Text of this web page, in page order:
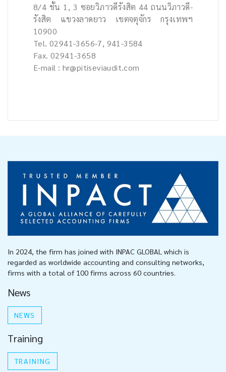
8/4 ชั้น 1, 3 ซอยวิภาวดีรังสิต 44 ถนนวิภาวดี-
รังสิต แขวงลาดยาว เขตจตุจักร กรุงเทพฯ
10900
Tel. 02941-3656-7, 941-3584
Fax. 02941-3658
E-mail : hr@pitiseviaudit.com
In 2024, the firm has joined with INPAC GLOBAL which is
regarded as worldwide accounting and consulting networks,
firms with a total of 100 firms across 60 countries.
News
NEWS
Training
TRAINING